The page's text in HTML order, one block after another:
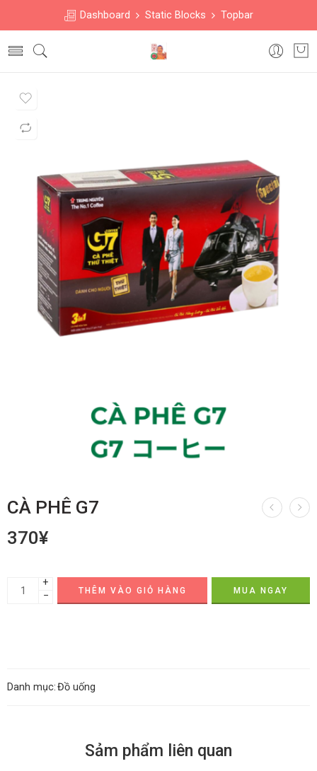
Dashboard Static Blocks Topbar
CÀ PHÊ G7
370¥
+
−
THÊM VÀO GIỎ HÀNG MUA NGAY
Danh mục:Đồ uống
Sảm phẩm liên quan